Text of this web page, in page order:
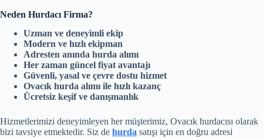
Neden Hurdacı Firma?
Uzman ve deneyimli ekip
Modern ve hızlı ekipman
Adresten anında hurda alımı
Her zaman güncel fiyat avantajı
Güvenli, yasal ve çevre dostu hizmet
Ovacık hurda alımı ile hızlı kazanç
Ücretsiz keşif ve danışmanlık
Hizmetlerimizi deneyimleyen her müşterimiz, Ovacık hurdacısı olarak
bizi tavsiye etmektedir. Siz de hurda satışı için en doğru adresi